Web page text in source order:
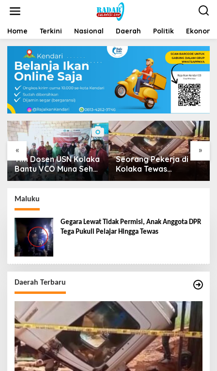
Home Terkini Nasional Daerah Politik
« »
Tim Dosen USN Kolaka
Bantu VCO Muna Sehat
Go Nasional
Seorang Pekerja di
Kolaka Tewas
Tertimpa Kepala Mobil
Maluku
Gegara Lewat Tidak Permisi, Anak Anggota DPR
Tega Pukuli Pelajar Hingga Tewas
Daerah Terbaru